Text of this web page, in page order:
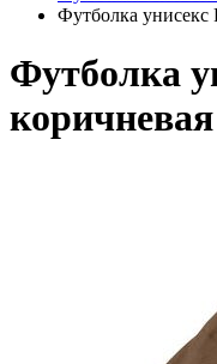
Футболка унисекс
Футболка